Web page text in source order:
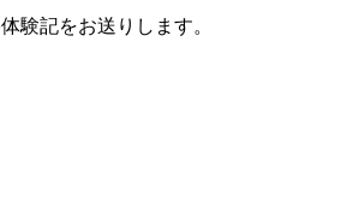
験記をお送りします。